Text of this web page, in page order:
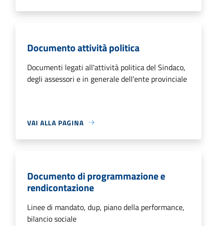
Documento attività politica
Documenti legati all'attività politica del Sindaco,
degli assessori e in generale dell'ente provinciale
VAI ALLA PAGINA
Documento di programmazione e
rendicontazione
Linee di mandato, dup, piano della performance,
bilancio sociale